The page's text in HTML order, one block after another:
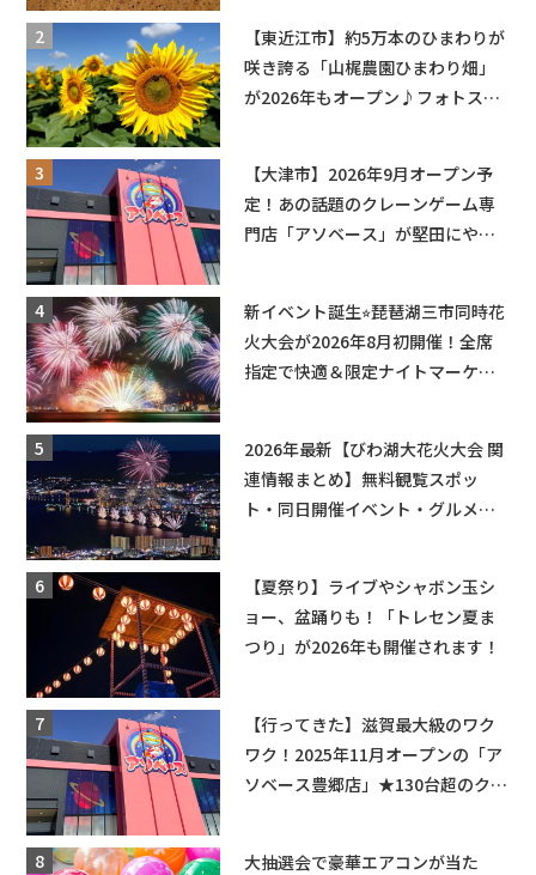
【東近江市】約5万本のひまわりが
咲き誇る「山梶農園ひまわり畑」
が2026年もオープン♪フォトスポ
【大津市】2026年9月オープン予
定！あの話題のクレーンゲーム専
門店「アソベース」が堅田にやっ
新イベント誕生⭐︎琵琶湖三市同時花
火大会が2026年8月初開催！全席
指定で快適＆限定ナイトマーケッ
2026年最新【びわ湖大花火大会 関
連情報まとめ】無料観覧スポッ
ト・同日開催イベント・グルメマ
【夏祭り】ライブやシャボン玉シ
ョー、盆踊りも！「トレセン夏ま
つり」が2026年も開催されます！
【行ってきた】滋賀最大級のワク
ワク！2025年11月オープンの「ア
ソベース豊郷店」★130台超のクレ
大抽選会で豪華エアコンが当た